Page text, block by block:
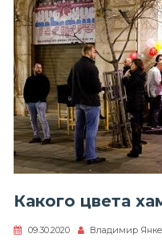
Какого цвета
09.30.2020 Владимир